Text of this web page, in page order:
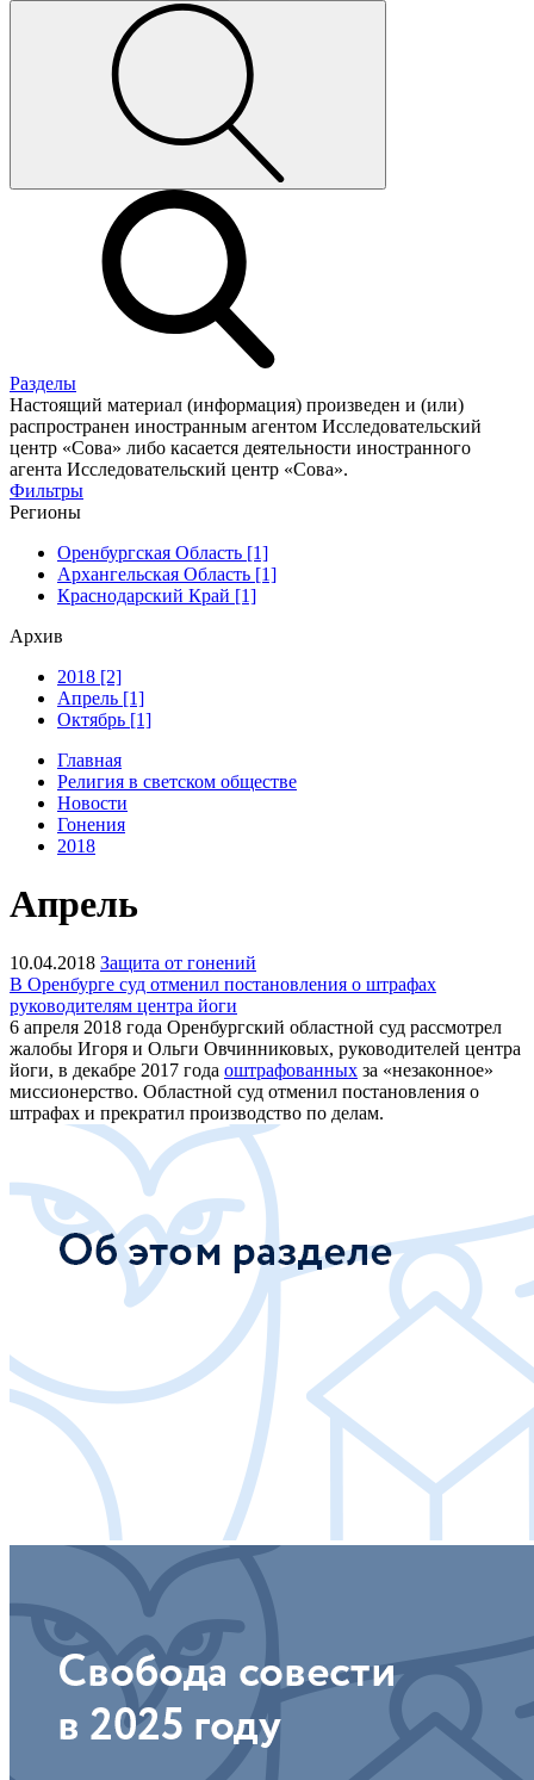
Разделы
Настоящий материал (информация) произведен и (или)
распространен иностранным агентом Исследовательский
центр «Сова» либо касается деятельности иностранного
агента Исследовательский центр «Сова».
Фильтры
Регионы
Оренбургская Область [1]
Архангельская Область [1]
Краснодарский Край [1]
Архив
2018 [2]
Апрель [1]
Октябрь [1]
Главная
Религия в светском обществе
Новости
Гонения
2018
Апрель
10.04.2018 Защита от гонений
В Оренбурге суд отменил постановления о штрафах
руководителям центра йоги
6 апреля 2018 года Оренбургский областной суд рассмотрел
жалобы Игоря и Ольги Овчинниковых, руководителей центра
йоги, в декабре 2017 года оштрафованных за «незаконное»
миссионерство. Областной суд отменил постановления о
штрафах и прекратил производство по делам.